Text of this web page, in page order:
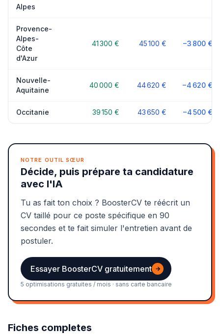
Alpes
Provence-
Alpes-
Côte
d'Azur
41 300 € 45 100 € −3 800 €
Nouvelle-
Aquitaine
40 000 € 44 620 € −4 620 €
Occitanie 39 150 € 43 650 € −4 500 €
NOTRE OUTIL SŒUR
Décide, puis prépare ta candidature
avec l'IA
Tu as fait ton choix ? BoosterCV te réécrit un
CV taillé pour ce poste spécifique en 90
secondes et te fait simuler l'entretien avant de
postuler.
Essayer BoosterCV gratuitement →
5 optimisations gratuites / mois · sans carte bancaire
Fiches completes